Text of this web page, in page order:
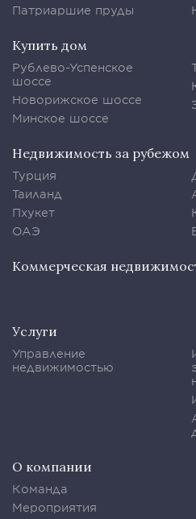
Патриаршие пруды
Купить дом
Рублево-Успенское
шоссе
Новорижское шоссе
Минское шоссе
Недвижимость за рубежом
Турция
Таиланд
Пхукет
ОАЭ
Коммерческая
Услуги
Управление
недвижимостью
О компании
Команда
Мероприятия